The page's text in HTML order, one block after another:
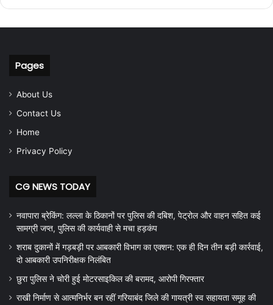
Pages
About Us
Contact Us
Home
Privacy Policy
CG NEWS TODAY
नवापारा ब्रेकिंग: लल्ला के ठिकानों पर पुलिस की दबिश, पेट्रोल और वाहन सहित कई
सामग्री जप्त, पुलिस की कार्यवाही से मचा हड़कंप
शराब दुकानों में गड़बड़ी पर आबकारी विभाग का एक्शन: एक ही दिन तीन बड़ी कार्रवाई,
दो आबकारी उपनिरीक्षक निलंबित
छुरा पुलिस ने चोरी हुई मोटरसाइकिल की बरामद, आरोपी गिरफ्तार
राखी निर्माण से आत्मनिर्भर बन रहीं गरियाबंद जिले की गायत्री स्व सहायता समूह की